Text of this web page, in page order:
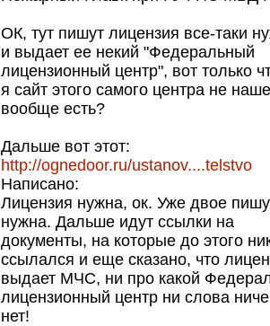
ОК, тут пишут лицензия все-таки
и выдает ее некий "Федеральный
лицензионный центр", вот только
я сайт этого самого центра не
вообще есть?
Дальше вот этот:
http://ognedoor.ru/ustanov....telstvo
Написано:
Лицензия нужна, ок. Уже двое
нужна. Дальше идут ссылки на
документы, на которые до этого
ссылался и еще сказано, что
выдает МЧС, ни про какой
лицензионный центр ни слова
нет!